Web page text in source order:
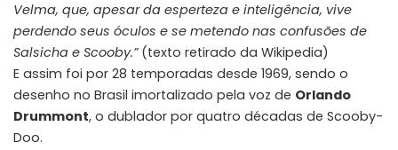
Velma, que, apesar da esperteza e inteligência, vive
perdendo seus óculos e se metendo nas confusões de
Salsicha e Scooby.”(texto retirado da Wikipedia)
E assim foi por 28 temporadas desde 1969, sendo o
desenho no Brasil imortalizado pela voz de Orlando
Drummont, o dublador por quatro décadas de Scooby-
Doo.